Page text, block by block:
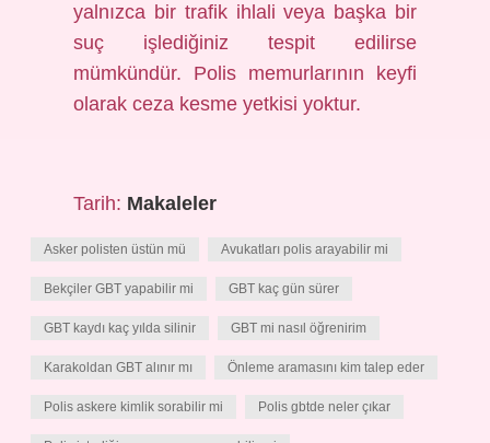
yalnızca bir trafik ihlali veya başka bir
suç işlediğiniz tespit edilirse
mümkündür. Polis memurlarının keyfi
olarak ceza kesme yetkisi yoktur.
Tarih: Makaleler
Asker polisten üstün mü Avukatları polis arayabilir mi
Bekçiler GBT yapabilir mi GBT kaç gün sürer
GBT kaydı kaç yılda silinir GBT mi nasıl öğrenirim
Karakoldan GBT alınır mı Önleme aramasını kim talep eder
Polis askere kimlik sorabilir mi Polis gbtde neler çıkar